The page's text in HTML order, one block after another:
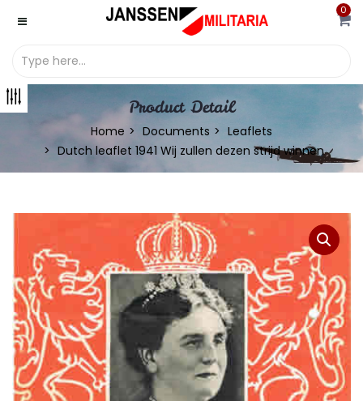
0
Product Detail
Home Documents
Leaflets
Dutch leaflet 1941 Wij zullen dezen strijd winnen